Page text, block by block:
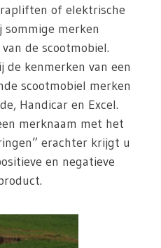
of elektrische
sommige merken
de scootmobiel.
de kenmerken van een
scootmobiel merken
Handicar en Excel.
merknaam met het
erachter krijgt u
en negatieve